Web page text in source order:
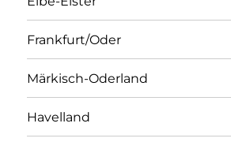
Frankfurt/Oder
Märkisch-Oderland
Havelland